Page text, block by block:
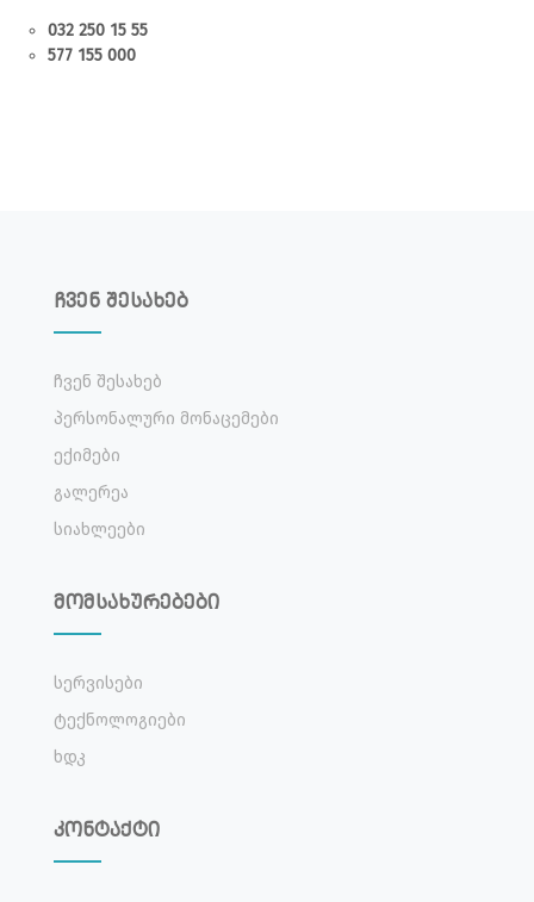
032 250 15 55
577 155 000
ჩვენ შესახებ
Ჩვენ Შესახებ
Პერსონალური Მონაცემები
Ექიმები
Გალერეა
Სიახლეები
მომსახურებები
Სერვისები
Ტექნოლოგიები
Ხდკ
კონტაქტი